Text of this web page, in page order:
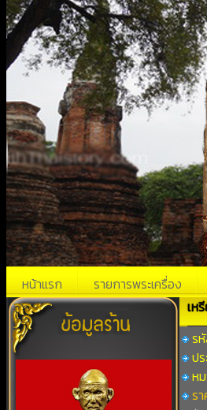
หน้าแรก รายการพระเครื่อง
เห
ร
ป
ห
ร